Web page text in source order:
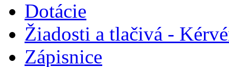
Dotácie
Žiadosti a tlačivá -
Zápisnice